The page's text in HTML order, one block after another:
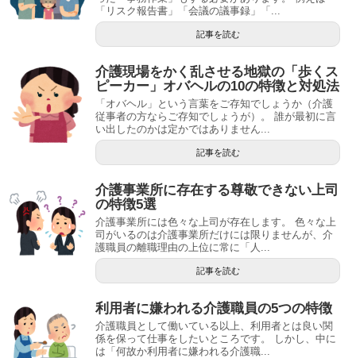
「リスク報告書」「会議の議事録」「...
記事を読む
介護現場をかく乱させる地獄の「歩くス
ピーカー」オバヘルの10の特徴と対処法
「オバヘル」という言葉をご存知でしょうか（介護
従事者の方ならご存知でしょうが）。 誰が最初に言
い出したのかは定かではありません...
記事を読む
介護事業所に存在する尊敬できない上司
の特徴5選
介護事業所には色々な上司が存在します。 色々な上
司がいるのは介護事業所だけには限りませんが、介
護職員の離職理由の上位に常に「人...
記事を読む
利用者に嫌われる介護職員の5つの特徴
介護職員として働いている以上、利用者とは良い関
係を保って仕事をしたいところです。 しかし、中に
は「何故か利用者に嫌われる介護職...